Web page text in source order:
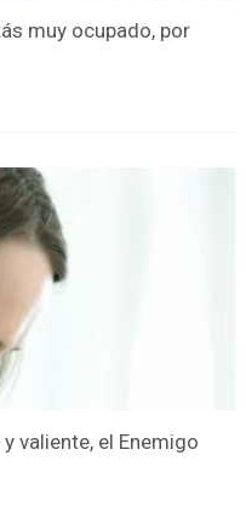
muy ocupado, por
valiente, el Enemigo